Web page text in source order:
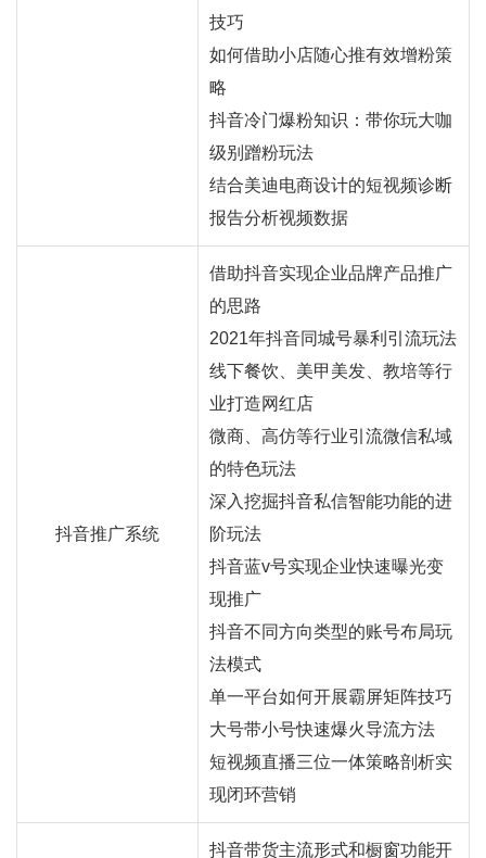
技巧
如何借助小店随心推有效增粉策
略
抖音冷门爆粉知识：带你玩大咖
级别蹭粉玩法
结合美迪电商设计的短视频诊断
报告分析视频数据
抖音推广系统
借助抖音实现企业品牌产品推广
的思路
2021年抖音同城号暴利引流玩法
线下餐饮、美甲美发、教培等行
业打造网红店
微商、高仿等行业引流微信私域
的特色玩法
深入挖掘抖音私信智能功能的进
阶玩法
抖音蓝v号实现企业快速曝光变
现推广
抖音不同方向类型的账号布局玩
法模式
单一平台如何开展霸屏矩阵技巧
大号带小号快速爆火导流方法
短视频直播三位一体策略剖析实
现闭环营销
抖音带货主流形式和橱窗功能开